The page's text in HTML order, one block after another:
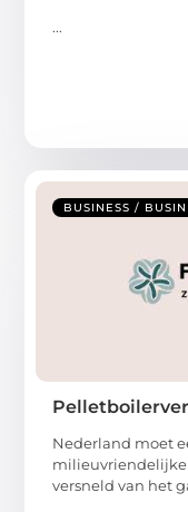
...
BUSINESS /
Nederland moet
versneld van het